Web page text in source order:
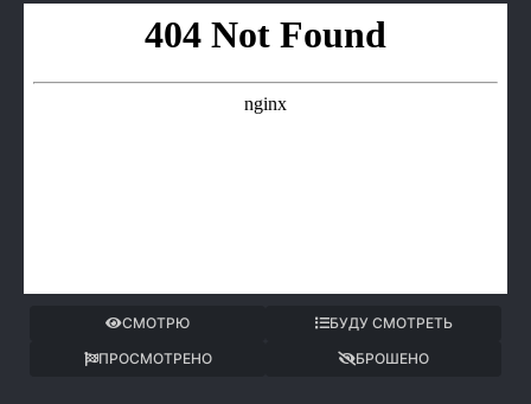
СМОТРЮ
БУДУ СМОТРЕТЬ
ПРОСМОТРЕНО
БРОШЕНО